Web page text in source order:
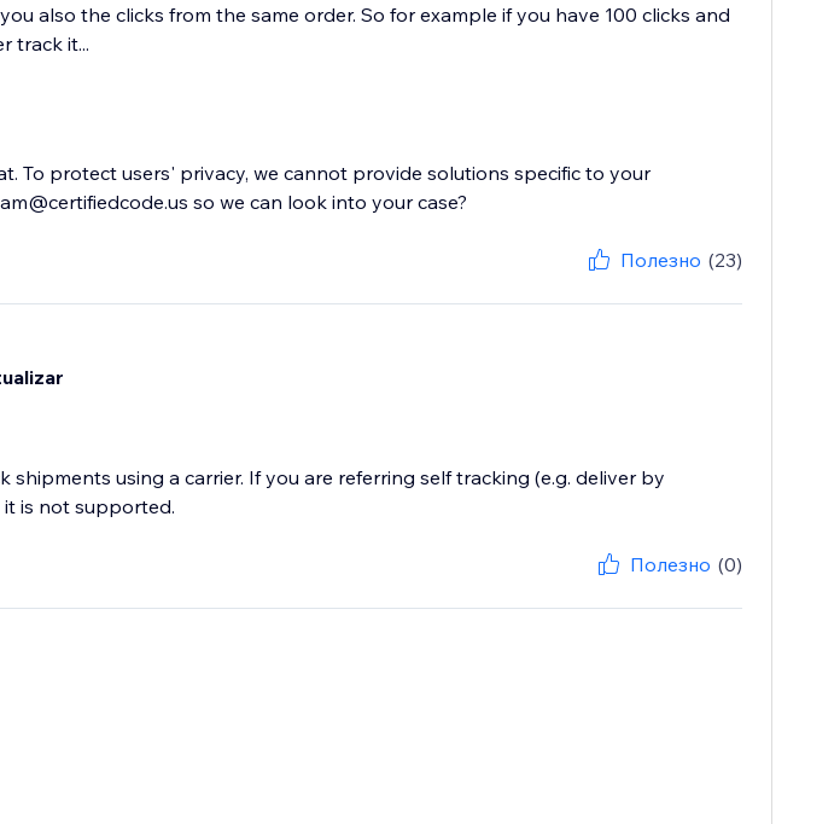
also the clicks from the same order. So for example if you have 100 clicks and
track it...
To protect users' privacy, we cannot provide solutions specific to your
so we can look into your case?
Полезно (23)
shipments using a carrier. If you are referring self tracking (e.g. deliver by
is not supported.
Полезно (0)